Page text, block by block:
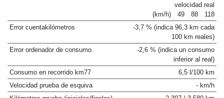
velocidad real
(km/h)
49 88
118
Error cuentakilómetros
-3,7 % (indica 96,3 km cada
100 km reales)
Error ordenador de consumo
-2,6 % (indica un consumo
inferior al real)
Consumo en recorrido km77
6,5 l/100 km
Velocidad prueba de esquiva
- km/h